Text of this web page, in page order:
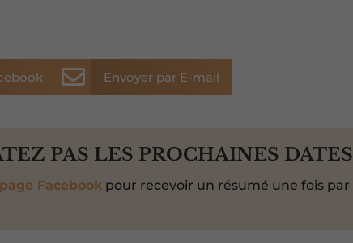
 Envoyer par E-mail
PAS LES PROCHAINES DATES
page Facebook pour recevoir un résumé une fois par